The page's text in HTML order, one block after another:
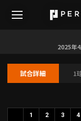
HOME
2025年
試合詳細 1
1 2 3 4